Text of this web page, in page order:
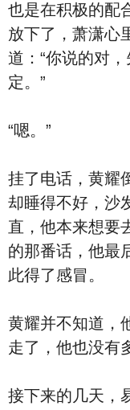
也是在积极的配
放下了，萧潇心
道：“你说的对
定。”
“嗯。”
挂了电话，黄耀
却睡得不好，沙
直，他本来想要
的那番话，他最
此得了感冒。
黄耀并不知道，
走了，他也没有
接下来的几天，